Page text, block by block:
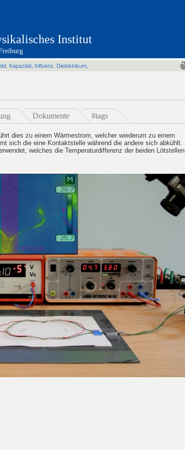
Mechanik der festen Körper
Schwingungen und Wellen
Institut
Kapazität, Influenz, Dielektrikum,
Dokumente #tags
dies zu einem Wärmestrom, welcher wiederum zu einem
sich die eine Kontaktstelle während die andere sich abkühlt.
welches die Temperaturdifferenz der beiden Lötstellen